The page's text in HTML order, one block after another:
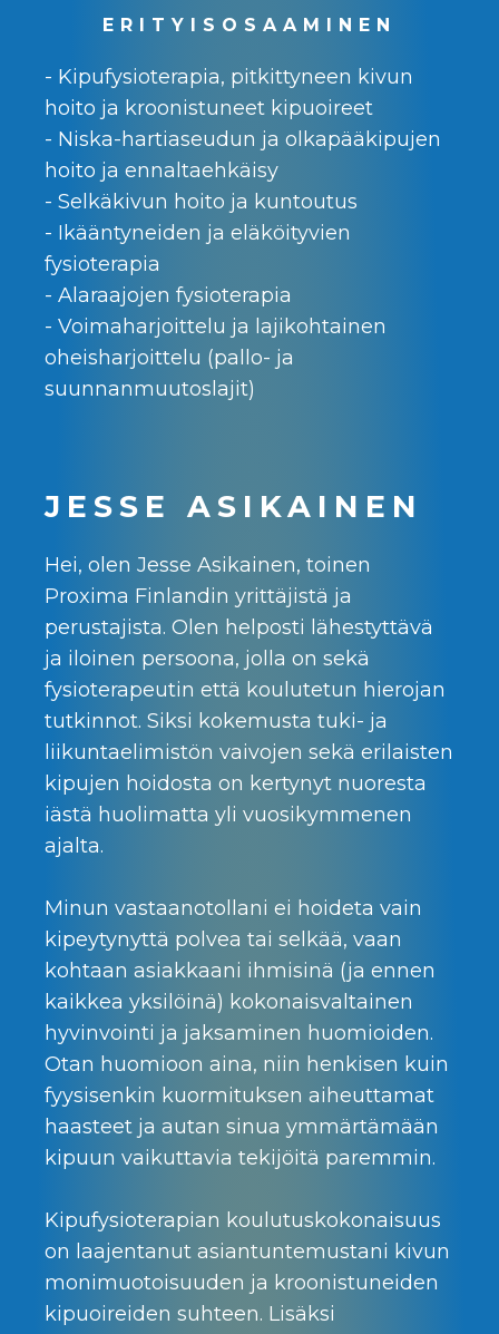
JESSE ASIKAINEN
Hei, olen Jesse Asikainen, toinen
Proxima Finlandin yrittäjistä ja
perustajista. Olen helposti lähestyttävä
ja iloinen persoona, jolla on sekä
fysioterapeutin että koulutetun hierojan
tutkinnot. Siksi kokemusta tuki- ja
liikuntaelimistön vaivojen sekä erilaisten
kipujen hoidosta on kertynyt nuoresta
iästä huolimatta yli vuosikymmenen
ajalta.
Minun vastaanotollani ei hoideta vain
kipeytynyttä polvea tai selkää, vaan
kohtaan asiakkaani ihmisinä (ja ennen
kaikkea yksilöinä) kokonaisvaltainen
hyvinvointi ja jaksaminen huomioiden.
Otan huomioon aina, niin henkisen kuin
fyysisenkin kuormituksen aiheuttamat
haasteet ja autan sinua ymmärtämään
kipuun vaikuttavia tekijöitä paremmin.
Kipufysioterapian koulutuskokonaisuus
on laajentanut asiantuntemustani kivun
monimuotoisuuden ja kroonistuneiden
kipuoireiden suhteen. Lisäksi
ERITYISOSAAMINEN
- Kipufysioterapia, pitkittyneen kivun
hoito ja kroonistuneet kipuoireet
- Niska-hartiaseudun ja olkapääkipujen
hoito ja ennaltaehkäisy
- Selkäkivun hoito ja kuntoutus
- Ikääntyneiden ja eläköityvien
fysioterapia
- Alaraajojen fysioterapia
- Voimaharjoittelu ja lajikohtainen
oheisharjoittelu (pallo- ja
suunnanmuutoslajit)